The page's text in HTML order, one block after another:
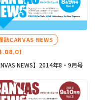
誌CANVAS NEWS
NEWS】2014年8・9月号